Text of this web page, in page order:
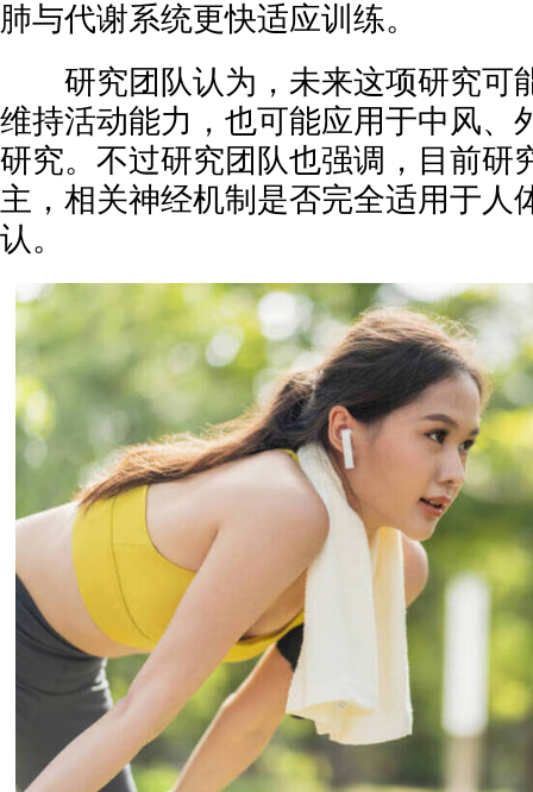
肺与代谢系统更快适应训练。
研究团队认为，未来这项研究可
维持活动能力，也可能应用于中风、
研究。不过研究团队也强调，目前研
主，相关神经机制是否完全适用于人
认。